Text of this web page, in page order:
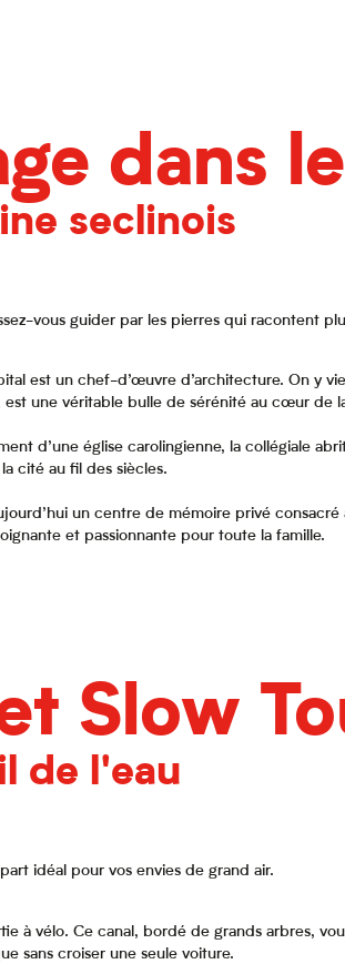
dans
seclinois
vous guider par les pierres qui racontent
est un chef-d’œuvre d’architecture. On y
une véritable bulle de sérénité au cœur de
d’une église carolingienne, la collégiale
cité au fil des siècles.
un centre de mémoire privé
et passionnante pour toute la famille.
Slow
de l'eau
idéal pour vos envies de grand air.
à vélo. Ce canal, bordé de grands arbres,
sans croiser une seule voiture.